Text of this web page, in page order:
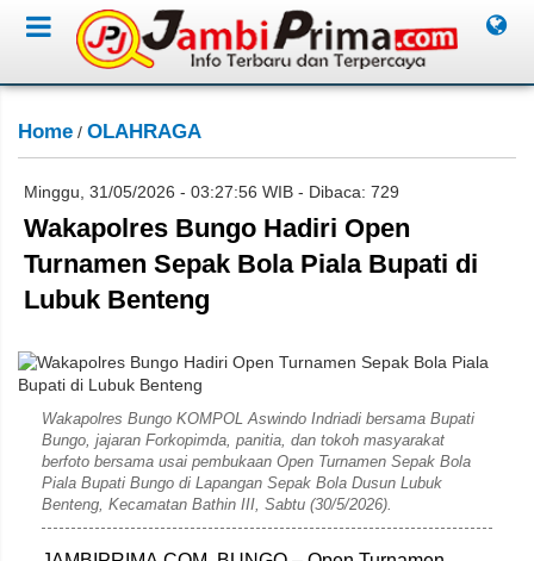
Home / OLAHRAGA
Minggu, 31/05/2026 - 03:27:56 WIB - Dibaca: 729
Wakapolres Bungo Hadiri Open
Turnamen Sepak Bola Piala Bupati di
Lubuk Benteng
Wakapolres Bungo KOMPOL Aswindo Indriadi bersama Bupati
Bungo, jajaran Forkopimda, panitia, dan tokoh masyarakat
berfoto bersama usai pembukaan Open Turnamen Sepak Bola
Piala Bupati Bungo di Lapangan Sepak Bola Dusun Lubuk
Benteng, Kecamatan Bathin III, Sabtu (30/5/2026).